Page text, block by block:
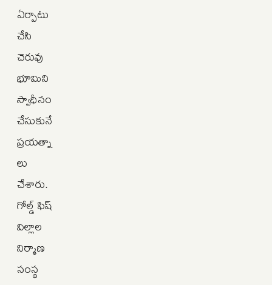
ఏర్పాటు
చేసి
చెరువు
భూమిని
స్వాధీనం
చేసుకునే
ప్రయత్నా
లు
చేశారు.
గోల్డ్‌ ఫిష్‌
విల్లాల
నిర్మాణ
సంస్థ